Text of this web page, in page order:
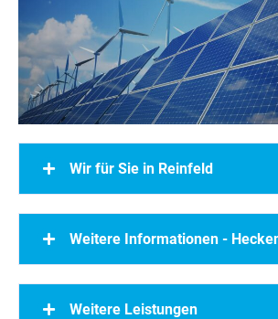
Wir für Sie in Reinfeld
Weitere Informationen -
Weitere Leistungen